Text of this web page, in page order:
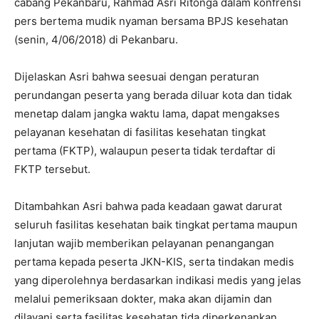
pers bertema mudik nyaman bersama BPJS kesehatan
(senin, 4/06/2018) di Pekanbaru.
Dijelaskan Asri bahwa seesuai dengan peraturan
perundangan peserta yang berada diluar kota dan tidak
menetap dalam jangka waktu lama, dapat mengakses
pelayanan kesehatan di fasilitas kesehatan tingkat
pertama (FKTP), walaupun peserta tidak terdaftar di
FKTP tersebut.
Ditambahkan Asri bahwa pada keadaan gawat darurat
seluruh fasilitas kesehatan baik tingkat pertama maupun
lanjutan wajib memberikan pelayanan penangangan
pertama kepada peserta JKN-KIS, serta tindakan medis
yang diperolehnya berdasarkan indikasi medis yang jelas
melalui pemeriksaan dokter, maka akan dijamin dan